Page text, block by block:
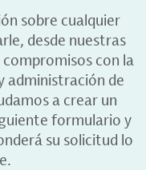
sobre cualquier
desde nuestras
con la
administración de
a crear un
formulario y
su solicitud lo